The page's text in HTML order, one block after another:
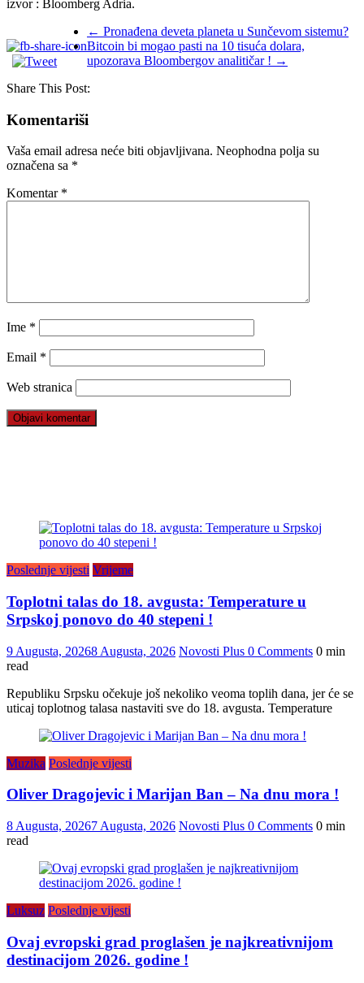
izvor : Bloomberg Adria.
← Pronađena deveta planeta u Sunčevom sistemu?
Bitcoin bi mogao pasti na 10 tisuća dolara,
upozorava Bloombergov analitičar ! →
Share This Post:
Komentariši
Vaša email adresa neće biti objavljivana. Neophodna polja su
označena sa *
Komentar *
Ime *
Email *
Web stranica
Poslednje vijesti Vrijeme
Toplotni talas do 18. avgusta: Temperature u
Srpskoj ponovo do 40 stepeni !
9 Augusta, 20268 Augusta, 2026 Novosti Plus 0 Comments 0 min
read
Republiku Srpsku očekuje još nekoliko veoma toplih dana, jer će se
uticaj toplotnog talasa nastaviti sve do 18. avgusta. Temperature
Muzika Poslednje vijesti
Oliver Dragojevic i Marijan Ban – Na dnu mora !
8 Augusta, 20267 Augusta, 2026 Novosti Plus 0 Comments 0 min
read
Luksuz Poslednje vijesti
Ovaj evropski grad proglašen je najkreativnijom
destinacijom 2026. godine !